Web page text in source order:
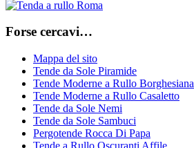
Forse cercavi…
Mappa del sito
Tende da Sole Piramide
Tende Moderne a Rullo Borghesiana
Tende Moderne a Rullo Casaletto
Tende da Sole Nemi
Tende da Sole Sambuci
Pergotende Rocca Di Papa
Tende a Rullo Oscuranti Affile